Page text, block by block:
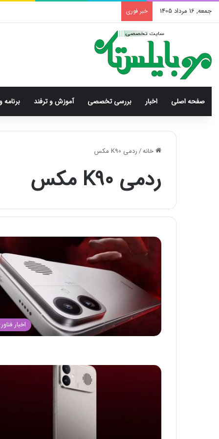
جمعه, 16 مرداد 1405 خبر فوری
صفحه اصلی اخبار بررسی‌ تخصصی آموزش و ترفند برنامه
خانه/ردمی K90 مکس
ردمی K90 مکس
اخبار